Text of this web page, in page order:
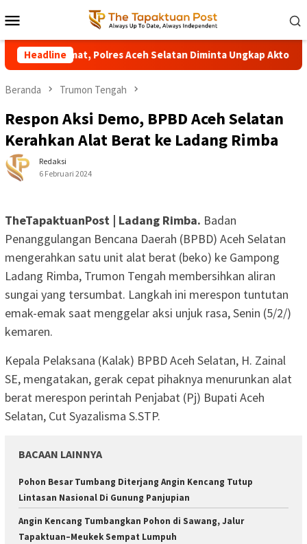
ke
kontenMobile
Headline
Manggamat, Polres Aceh Selatan Diminta Ungkap Aktornya
Beranda Trumon Tengah
Respon Aksi Demo, BPBD Aceh Selatan
Kerahkan Alat Berat ke Ladang Rimba
Redaksi
6 Februari 2024
TheTapaktuanPost | Ladang Rimba. Badan
Penanggulangan Bencana Daerah (BPBD) Aceh Selatan
mengerahkan satu unit alat berat (beko) ke Gampong
Ladang Rimba, Trumon Tengah membersihkan aliran
sungai yang tersumbat. Langkah ini merespon tuntutan
emak-emak saat menggelar aksi unjuk rasa, Senin (5/2/)
kemaren.
Kepala Pelaksana (Kalak) BPBD Aceh Selatan, H. Zainal
SE, mengatakan, gerak cepat pihaknya menurunkan alat
berat merespon perintah Penjabat (Pj) Bupati Aceh
Selatan, Cut Syazalisma S.STP.
BACAAN LAINNYA
Pohon Besar Tumbang Diterjang Angin Kencang Tutup
Lintasan Nasional Di Gunung Panjupian
Angin Kencang Tumbangkan Pohon di Sawang, Jalur
Tapaktuan–Meukek Sempat Lumpuh